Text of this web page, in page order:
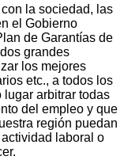
la sociedad, las
el Gobierno
de Garantías de
grandes
los mejores
etc., a todos los
arbitrar todas
del empleo y que
región puedan
laboral o